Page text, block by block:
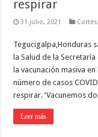
respirar
31 julio, 2021 Cortés
Tegucigalpa,Honduras
la Salud de la
la vacunación masiva
número de casos
respirar. ‘Vacunemos
Leer más